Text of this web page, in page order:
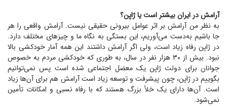
آرامش در ایران بیشتر است یا ژاپن؟
به نظر من آرامش بر اثر عوامل بیرونی حقیقی نیست. آرامش واقعی را هر
جا باشیم به‌دست می‌آوریم، این بستگی به نگاه ما و چیز‌های مختلف دارد.
در ژاپن رفاه زیاد است، ولی اگر آرامش داشتند این همه آمار خودکشی بالا
نبود. بیش از ۳۰ هزار نفر در سال، به طوری که خودکشی مردم به خصوص
جوانان برای دولت ژاپن یک معضل اجتماعی شده است پس نمی‌توانیم
بگوییم در ژاپن، چون پیشرفت و توسعه زیاد است آرامش هم برای آن‌ها زیاد
است. آن‌ها دارای یک خلأ بزرگ هستند که با رفاه نسبی و امکانات تأمین
نمی‌شود.